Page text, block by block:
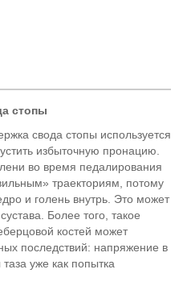
стопы
свода стопы используется
избыточную пронацию.
во время педалирования
траекториям, потому
и голень внутрь. Это может
Более того, такое
костей может
последствий: напряжение в
уже как попытка